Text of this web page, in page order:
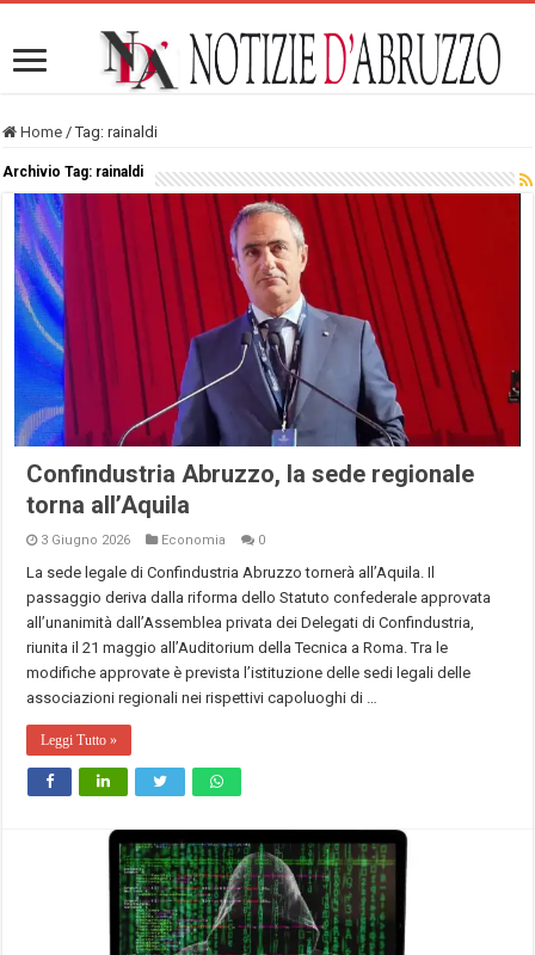
Home / Tag:rainaldi
Archivio Tag: rainaldi
Confindustria Abruzzo, la sede regionale
torna all’Aquila
3 Giugno 2026 Economia 0
La sede legale di Confindustria Abruzzo tornerà all’Aquila. Il
passaggio deriva dalla riforma dello Statuto confederale approvata
all’unanimità dall’Assemblea privata dei Delegati di Confindustria,
riunita il 21 maggio all’Auditorium della Tecnica a Roma. Tra le
modifiche approvate è prevista l’istituzione delle sedi legali delle
associazioni regionali nei rispettivi capoluoghi di …
Leggi Tutto »